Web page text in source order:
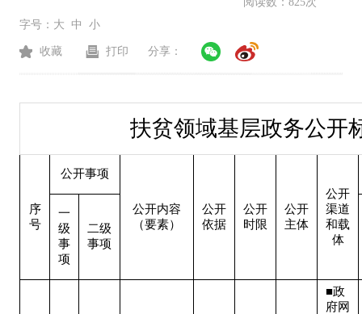
字号： 大 中 小
收藏 打印 分享：
扶贫领域基层政务公开
序
号
公开事项
公开内容
（要素）
公开
依据
公开
时限
公开
主体
公开
渠道
和载
体
一
级
事
项
二级
事项
■政
府网